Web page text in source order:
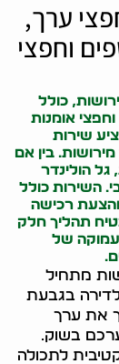
ערך,
וחפצי
כולל
אומנות
שירות
בין אם
הולינדר
השירות כולל
רכישה
תהליך חלק
עמוקה של
מתחיל
בגבעת
את ערך
בשוק.
לתכולה